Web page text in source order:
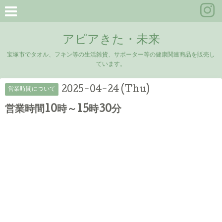
アピアきた・未来
宝塚市でタオル、フキン等の生活雑貨、サポーター等の健康関連商品を販売し
ています。
営業時間について 2025-04-24 (Thu)
営業時間10時～15時30分